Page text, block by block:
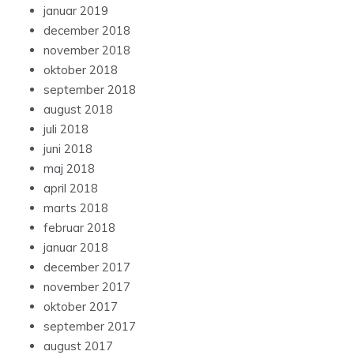
januar 2019
december 2018
november 2018
oktober 2018
september 2018
august 2018
juli 2018
juni 2018
maj 2018
april 2018
marts 2018
februar 2018
januar 2018
december 2017
november 2017
oktober 2017
september 2017
august 2017